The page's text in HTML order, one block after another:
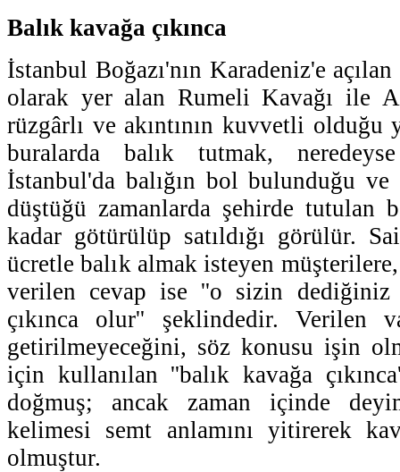
Balık kavağa çıkınca
İstanbul Boğazı'nın Karadeniz'e açılan
olarak yer alan Rumeli Kavağı ile
rüzgârlı ve akıntının kuvvetli olduğu
buralarda balık tutmak,
İstanbul'da balığın bol bulunduğu ve
düştüğü zamanlarda şehirde tutulan
kadar götürülüp satıldığı görülür.
ücretle balık almak isteyen müşterilere,
verilen cevap ise ''o sizin dediğiniz
çıkınca olur'' şeklindedir. Verilen
getirilmeyeceğini, söz konusu işin
için kullanılan ''balık kavağa
doğmuş; ancak zaman içinde
kelimesi semt anlamını yitirerek
olmuştur.